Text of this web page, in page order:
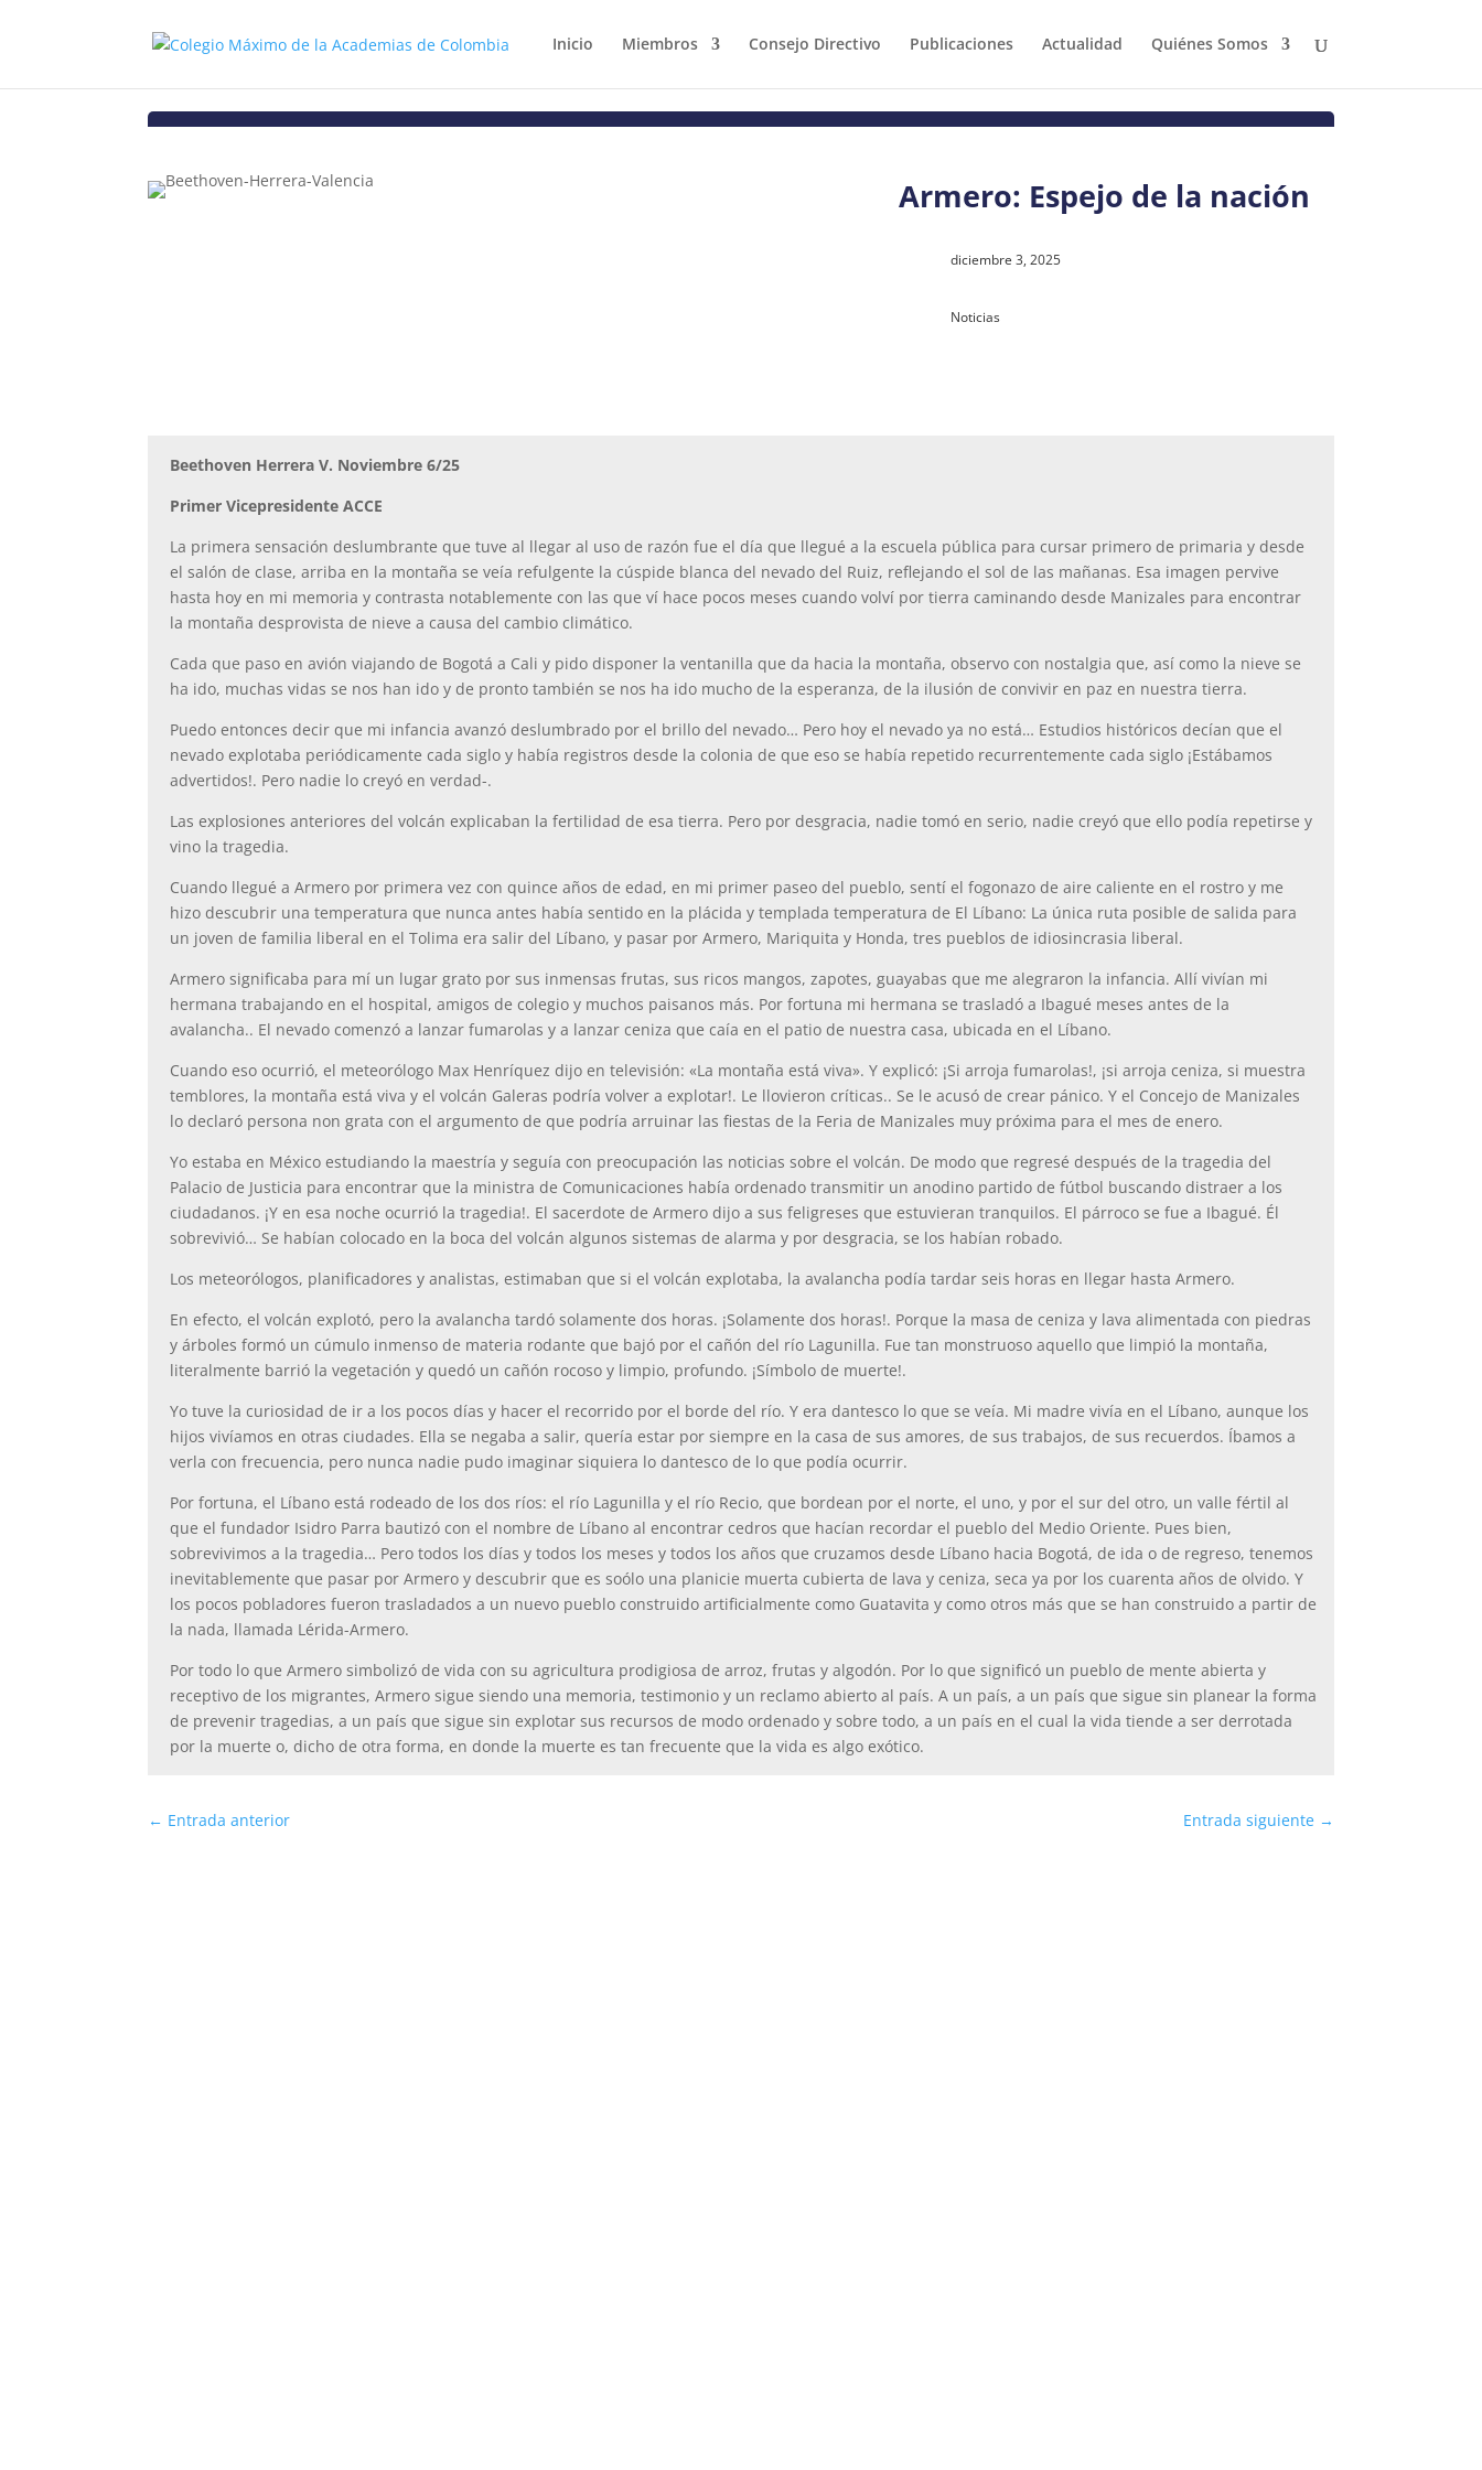
Inicio Miembros Consejo Directivo Publicaciones Actualidad Quiénes Somos
Armero: Espejo de la nación
diciembre 3, 2025
Noticias
Beethoven Herrera V. Noviembre 6/25
Primer Vicepresidente ACCE
La primera sensación deslumbrante que tuve al llegar al uso de razón fue el día que llegué a la escuela pública para cursar primero de primaria y desde
el salón de clase, arriba en la montaña se veía refulgente la cúspide blanca del nevado del Ruiz, reflejando el sol de las mañanas. Esa imagen pervive
hasta hoy en mi memoria y contrasta notablemente con las que ví hace pocos meses cuando volví por tierra caminando desde Manizales para encontrar
la montaña desprovista de nieve a causa del cambio climático.
Cada que paso en avión viajando de Bogotá a Cali y pido disponer la ventanilla que da hacia la montaña, observo con nostalgia que, así como la nieve se
ha ido, muchas vidas se nos han ido y de pronto también se nos ha ido mucho de la esperanza, de la ilusión de convivir en paz en nuestra tierra.
Puedo entonces decir que mi infancia avanzó deslumbrado por el brillo del nevado… Pero hoy el nevado ya no está… Estudios históricos decían que el
nevado explotaba periódicamente cada siglo y había registros desde la colonia de que eso se había repetido recurrentemente cada siglo ¡Estábamos
advertidos!. Pero nadie lo creyó en verdad-.
Las explosiones anteriores del volcán explicaban la fertilidad de esa tierra. Pero por desgracia, nadie tomó en serio, nadie creyó que ello podía repetirse y
vino la tragedia.
Cuando llegué a Armero por primera vez con quince años de edad, en mi primer paseo del pueblo, sentí el fogonazo de aire caliente en el rostro y me
hizo descubrir una temperatura que nunca antes había sentido en la plácida y templada temperatura de El Líbano: La única ruta posible de salida para
un joven de familia liberal en el Tolima era salir del Líbano, y pasar por Armero, Mariquita y Honda, tres pueblos de idiosincrasia liberal.
Armero significaba para mí un lugar grato por sus inmensas frutas, sus ricos mangos, zapotes, guayabas que me alegraron la infancia. Allí vivían mi
hermana trabajando en el hospital, amigos de colegio y muchos paisanos más. Por fortuna mi hermana se trasladó a Ibagué meses antes de la
avalancha.. El nevado comenzó a lanzar fumarolas y a lanzar ceniza que caía en el patio de nuestra casa, ubicada en el Líbano.
Cuando eso ocurrió, el meteorólogo Max Henríquez dijo en televisión: «La montaña está viva». Y explicó: ¡Si arroja fumarolas!, ¡si arroja ceniza, si muestra
temblores, la montaña está viva y el volcán Galeras podría volver a explotar!. Le llovieron críticas.. Se le acusó de crear pánico. Y el Concejo de Manizales
lo declaró persona non grata con el argumento de que podría arruinar las fiestas de la Feria de Manizales muy próxima para el mes de enero.
Yo estaba en México estudiando la maestría y seguía con preocupación las noticias sobre el volcán. De modo que regresé después de la tragedia del
Palacio de Justicia para encontrar que la ministra de Comunicaciones había ordenado transmitir un anodino partido de fútbol buscando distraer a los
ciudadanos. ¡Y en esa noche ocurrió la tragedia!. El sacerdote de Armero dijo a sus feligreses que estuvieran tranquilos. El párroco se fue a Ibagué. Él
sobrevivió… Se habían colocado en la boca del volcán algunos sistemas de alarma y por desgracia, se los habían robado.
Los meteorólogos, planificadores y analistas, estimaban que si el volcán explotaba, la avalancha podía tardar seis horas en llegar hasta Armero.
En efecto, el volcán explotó, pero la avalancha tardó solamente dos horas. ¡Solamente dos horas!. Porque la masa de ceniza y lava alimentada con piedras
y árboles formó un cúmulo inmenso de materia rodante que bajó por el cañón del río Lagunilla. Fue tan monstruoso aquello que limpió la montaña,
literalmente barrió la vegetación y quedó un cañón rocoso y limpio, profundo. ¡Símbolo de muerte!.
Yo tuve la curiosidad de ir a los pocos días y hacer el recorrido por el borde del río. Y era dantesco lo que se veía. Mi madre vivía en el Líbano, aunque los
hijos vivíamos en otras ciudades. Ella se negaba a salir, quería estar por siempre en la casa de sus amores, de sus trabajos, de sus recuerdos. Íbamos a
verla con frecuencia, pero nunca nadie pudo imaginar siquiera lo dantesco de lo que podía ocurrir.
Por fortuna, el Líbano está rodeado de los dos ríos: el río Lagunilla y el río Recio, que bordean por el norte, el uno, y por el sur del otro, un valle fértil al
que el fundador Isidro Parra bautizó con el nombre de Líbano al encontrar cedros que hacían recordar el pueblo del Medio Oriente. Pues bien,
sobrevivimos a la tragedia… Pero todos los días y todos los meses y todos los años que cruzamos desde Líbano hacia Bogotá, de ida o de regreso, tenemos
inevitablemente que pasar por Armero y descubrir que es soólo una planicie muerta cubierta de lava y ceniza, seca ya por los cuarenta años de olvido. Y
los pocos pobladores fueron trasladados a un nuevo pueblo construido artificialmente como Guatavita y como otros más que se han construido a partir de
la nada, llamada Lérida-Armero.
Por todo lo que Armero simbolizó de vida con su agricultura prodigiosa de arroz, frutas y algodón. Por lo que significó un pueblo de mente abierta y
receptivo de los migrantes, Armero sigue siendo una memoria, testimonio y un reclamo abierto al país. A un país, a un país que sigue sin planear la forma
de prevenir tragedias, a un país que sigue sin explotar sus recursos de modo ordenado y sobre todo, a un país en el cual la vida tiende a ser derrotada
por la muerte o, dicho de otra forma, en donde la muerte es tan frecuente que la vida es algo exótico.
← Entrada anterior Entrada siguiente→